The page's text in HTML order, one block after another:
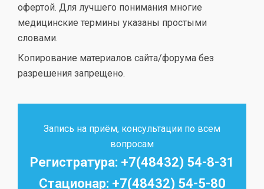
офертой. Для лучшего понимания многие
медицинские термины указаны простыми
словами.
Копирование материалов сайта/форума без
разрешения запрещено.
Запись на приём, консультации по всем
вопросам
Регистратура: +7(48432) 54-8-31
Стационар: +7(48432) 54-5-80